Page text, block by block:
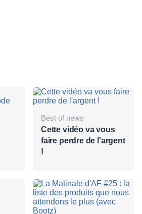
Best of news
Cette vidéo va vous
faire perdre de l'argent
!